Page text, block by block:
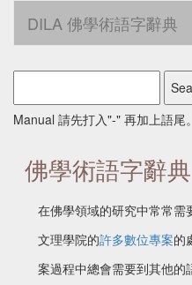
DILA 佛學術語字辭典
Manual 請先打入"-" 再加上語尾。
佛學術語字辭典
在佛學領域的研究中常常
文理學院的許多數位專案的
案過程中總會需要到其他的